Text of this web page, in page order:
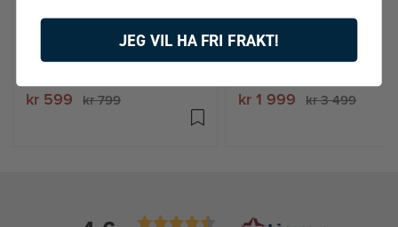
kr 599 kr 799 kr 1 999 kr 3 499
JEG VIL HA FRI FRAKT!